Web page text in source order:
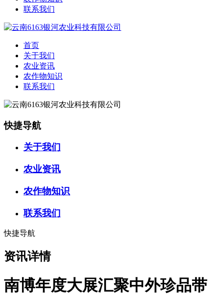
联系我们
首页
关于我们
农业资讯
农作物知识
联系我们
快捷导航
关于我们
农业资讯
农作物知识
联系我们
快捷导航
资讯详情
南博年度大展汇聚中外珍品带